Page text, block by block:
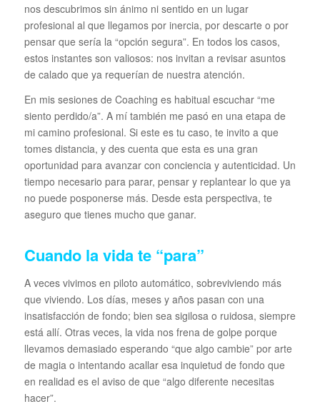
nos descubrimos sin ánimo ni sentido en un lugar
profesional al que llegamos por inercia, por descarte o por
pensar que sería la “opción segura”. En todos los casos,
estos instantes son valiosos: nos invitan a revisar asuntos
de calado que ya requerían de nuestra atención.
En mis sesiones de Coaching es habitual escuchar “me
siento perdido/a”. A mí también me pasó en una etapa de
mi camino profesional. Si este es tu caso, te invito a que
tomes distancia, y des cuenta que esta es una gran
oportunidad para avanzar con conciencia y autenticidad. Un
tiempo necesario para parar, pensar y replantear lo que ya
no puede posponerse más. Desde esta perspectiva, te
aseguro que tienes mucho que ganar.
Cuando la vida te “para”
A veces vivimos en piloto automático, sobreviviendo más
que viviendo. Los días, meses y años pasan con una
insatisfacción de fondo; bien sea sigilosa o ruidosa, siempre
está allí. Otras veces, la vida nos frena de golpe porque
llevamos demasiado esperando “que algo cambie” por arte
de magia o intentando acallar esa inquietud de fondo que
en realidad es el aviso de que “algo diferente necesitas
hacer”.